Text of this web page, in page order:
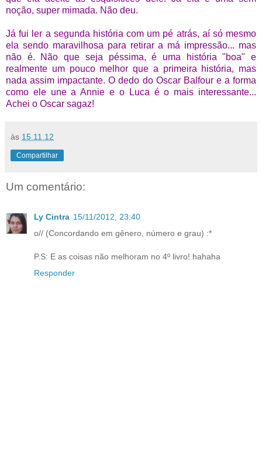
noção, super mimada. Não deu.
Já fui ler a segunda história com um pé atrás, aí só mesmo
ela sendo maravilhosa para retirar a má impressão... mas
não é. Não que seja péssima, é uma história "boa" e
realmente um pouco melhor que a primeira história, mas
nada assim impactante. O dedo do Oscar Balfour e a forma
como ele une a Annie e o Luca é o mais interessante...
Achei o Oscar sagaz!
às 15.11.12
Compartilhar
Um comentário:
Ly Cintra 15/11/2012, 23:40
o// (Concordando em gênero, número e grau) :*
P.S: E as coisas não melhoram no 4º livro! hahaha
Responder